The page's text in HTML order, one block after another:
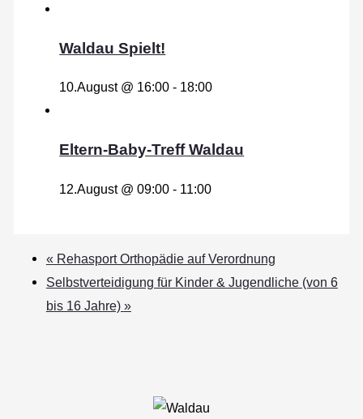
Waldau Spielt!
10.August @ 16:00 - 18:00
Eltern-Baby-Treff Waldau
12.August @ 09:00 - 11:00
« Rehasport Orthopädie auf Verordnung
Selbstverteidigung für Kinder & Jugendliche (von 6
bis 16 Jahre) »